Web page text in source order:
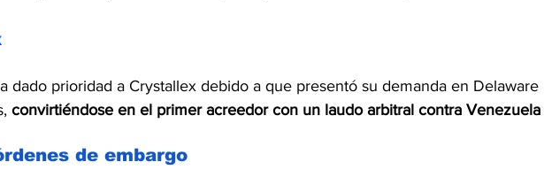
dado prioridad a Crystallex debido a que presentó su demanda en Delaware
convirtiéndose en el primer acreedor con un laudo arbitral contra Venezuela
de embargo